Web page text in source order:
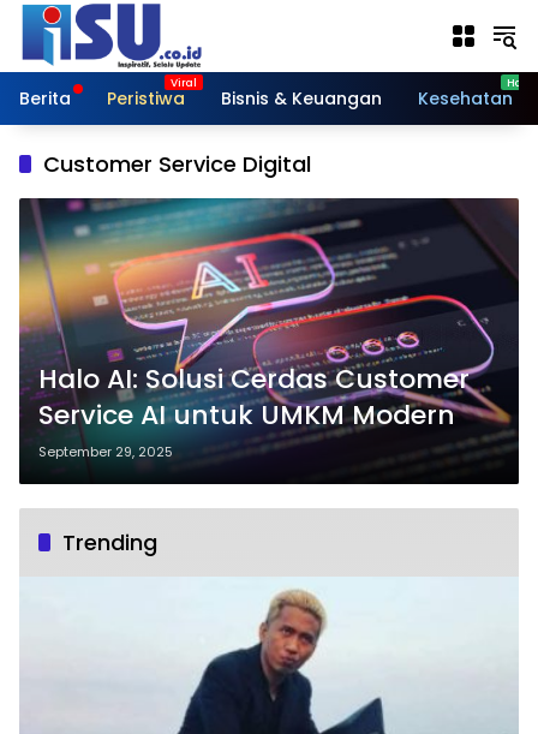
Langsung
konten
Berita
Peristiwa Bisnis & Keuangan Kesehatan
Customer Service Digital
Halo AI: Solusi Cerdas Customer
Service AI untuk UMKM Modern
September 29, 2025
Trending